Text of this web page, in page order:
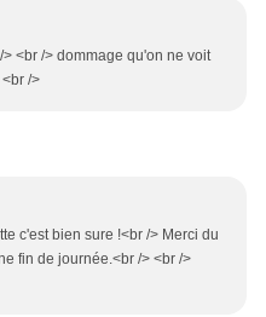
<br /> dommage qu'on ne voit
/>
c'est bien sure !<br /> Merci du
fin de journée.<br /> <br />